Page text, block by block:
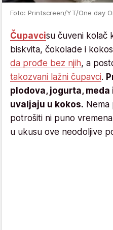
Foto: Printscreen/YT/One day
Čupavcisu čuveni kolač
biskvita, čokolade i
da prođe bez njih, a
takozvani lažni čupavci.
plodova, jogurta, meda
uvaljaju u kokos. Nema
potrošiti ni puno
u ukusu ove neodoljive